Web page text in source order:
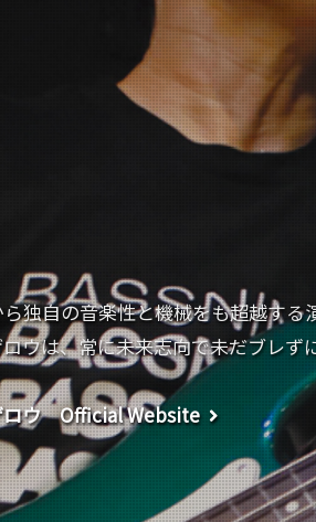
独自の音楽性と機械をも超越す
ウは、常に未来志向で未だブレず
ロウ Official Website